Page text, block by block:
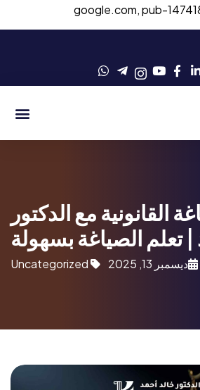
google.com, pub-
القانونية مع الدكتور
تعلم الصياغة بسهولة
ديسمبر 13, 2025 Uncategorized